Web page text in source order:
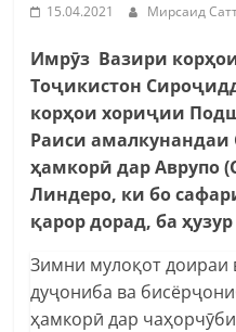
15.04.2021 Мирсаид
Имрӯз Вазири
Тоҷикистон
корҳои хориҷии
Раиси
ҳамкорӣ дар Аврупо
Линдеро, ки бо
қарор дорад, ба
Зимни мулоқот доираи
дуҷониба ва
ҳамкорӣ дар